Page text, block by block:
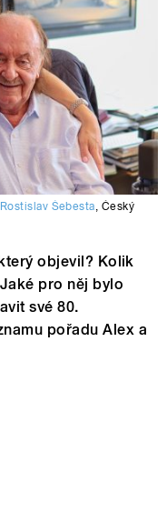
Rostislav Šebesta, Český
objevil? Kolik
pro něj bylo
své 80.
pořadu Alex a